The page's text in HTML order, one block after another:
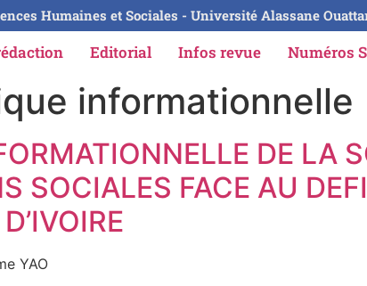
Humaines et Sociales - Université Alassane
Editorial Infos revue Numéros
informationnelle
DE LA
SOCIALES FACE AU
YAO